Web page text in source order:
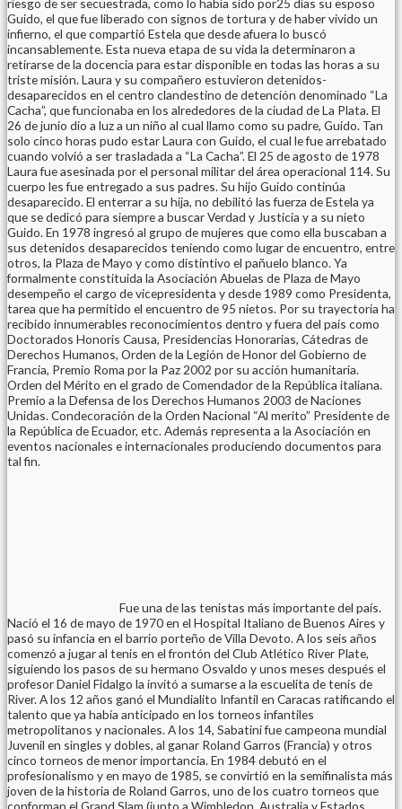
riesgo de ser secuestrada, como lo había sido por25 días su esposo
Guido, el que fue liberado con signos de tortura y de haber vivido un
infierno, el que compartió Estela que desde afuera lo buscó
incansablemente. Esta nueva etapa de su vida la determinaron a
retirarse de la docencia para estar disponible en todas las horas a su
triste misión. Laura y su compañero estuvieron detenidos-
desaparecidos en el centro clandestino de detención denominado “La
Cacha”, que funcionaba en los alrededores de la ciudad de La Plata. El
26 de junio dio a luz a un niño al cual llamo como su padre, Guido. Tan
solo cinco horas pudo estar Laura con Guido, el cual le fue arrebatado
cuando volvió a ser trasladada a “La Cacha”. El 25 de agosto de 1978
Laura fue asesinada por el personal militar del área operacional 114. Su
cuerpo les fue entregado a sus padres. Su hijo Guido continúa
desaparecido. El enterrar a su hija, no debilitó las fuerza de Estela ya
que se dedicó para siempre a buscar Verdad y Justicia y a su nieto
Guido. En 1978 ingresó al grupo de mujeres que como ella buscaban a
sus detenidos desaparecidos teniendo como lugar de encuentro, entre
otros, la Plaza de Mayo y como distintivo el pañuelo blanco. Ya
formalmente constituida la Asociación Abuelas de Plaza de Mayo
desempeño el cargo de vicepresidenta y desde 1989 como Presidenta,
tarea que ha permitido el encuentro de 95 nietos. Por su trayectoria ha
recibido innumerables reconocimientos dentro y fuera del país como
Doctorados Honoris Causa, Presidencias Honorarias, Cátedras de
Derechos Humanos, Orden de la Legión de Honor del Gobierno de
Francia, Premio Roma por la Paz 2002 por su acción humanitaria.
Orden del Mérito en el grado de Comendador de la República italiana.
Premio a la Defensa de los Derechos Humanos 2003 de Naciones
Unidas. Condecoración de la Orden Nacional “Al merito” Presidente de
la República de Ecuador, etc. Además representa a la Asociación en
eventos nacionales e internacionales produciendo documentos para
tal fin.
Fue una de las tenistas más importante del país.
Nació el 16 de mayo de 1970 en el Hospital Italiano de Buenos Aires y
pasó su infancia en el barrio porteño de Villa Devoto. A los seis años
comenzó a jugar al tenis en el frontón del Club Atlético River Plate,
siguiendo los pasos de su hermano Osvaldo y unos meses después el
profesor Daniel Fidalgo la invitó a sumarse a la escuelita de tenis de
River. A los 12 años ganó el Mundialito Infantil en Caracas ratificando el
talento que ya había anticipado en los torneos infantiles
metropolitanos y nacionales. A los 14, Sabatini fue campeona mundial
Juvenil en singles y dobles, al ganar Roland Garros (Francia) y otros
cinco torneos de menor importancia. En 1984 debutó en el
profesionalismo y en mayo de 1985, se convirtió en la semifinalista más
joven de la historia de Roland Garros, uno de los cuatro torneos que
conforman el Grand Slam (junto a Wimbledon, Australia y Estados